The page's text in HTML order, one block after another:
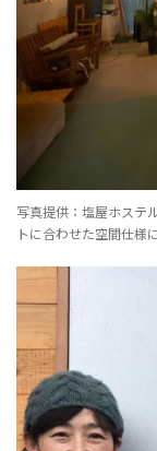
写真提供：塩屋ホス
トに合わせた空間仕様に